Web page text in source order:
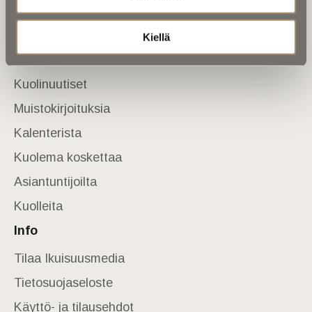
Kiellä
Yhteystiedot
Kuolinuutiset
Muistokirjoituksia
Kalenterista
Kuolema koskettaa
Asiantuntijoilta
Kuolleita
Info
Tilaa Ikuisuusmedia
Tietosuojaseloste
Käyttö- ja tilausehdot